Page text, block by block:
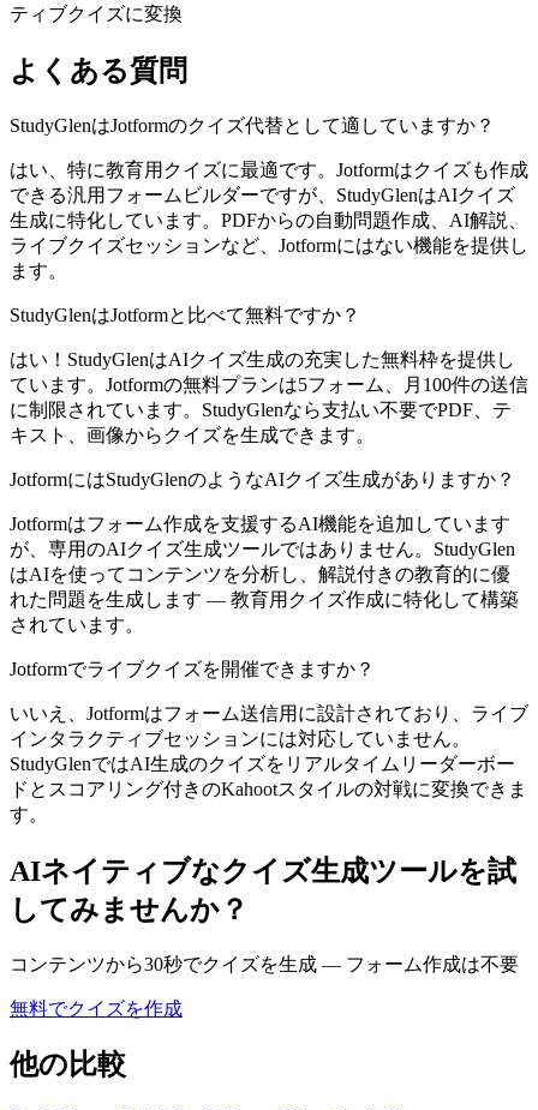
ティブクイズに変換
よくある質問
StudyGlenはJotformのクイズ代替として適していますか？
はい、特に教育用クイズに最適です。Jotformはクイズも作成
できる汎用フォームビルダーですが、StudyGlenはAIクイズ
生成に特化しています。PDFからの自動問題作成、AI解説、
ライブクイズセッションなど、Jotformにはない機能を提供し
ます。
StudyGlenはJotformと比べて無料ですか？
はい！StudyGlenはAIクイズ生成の充実した無料枠を提供し
ています。Jotformの無料プランは5フォーム、月100件の送信
に制限されています。StudyGlenなら支払い不要でPDF、テ
キスト、画像からクイズを生成できます。
JotformにはStudyGlenのようなAIクイズ生成がありますか？
Jotformはフォーム作成を支援するAI機能を追加しています
が、専用のAIクイズ生成ツールではありません。StudyGlen
はAIを使ってコンテンツを分析し、解説付きの教育的に優
れた問題を生成します — 教育用クイズ作成に特化して構築
されています。
Jotformでライブクイズを開催できますか？
いいえ、Jotformはフォーム送信用に設計されており、ライブ
インタラクティブセッションには対応していません。
StudyGlenではAI生成のクイズをリアルタイムリーダーボー
ドとスコアリング付きのKahootスタイルの対戦に変換できま
す。
AIネイティブなクイズ生成ツールを試
してみませんか？
コンテンツから30秒でクイズを生成 — フォーム作成は不要
無料でクイズを作成
他の比較